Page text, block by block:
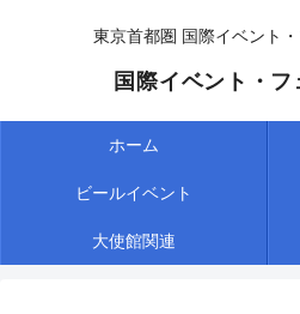
東京首都圏 国際イベント
国際イベント・
ホーム
ビールイベント
大使館関連